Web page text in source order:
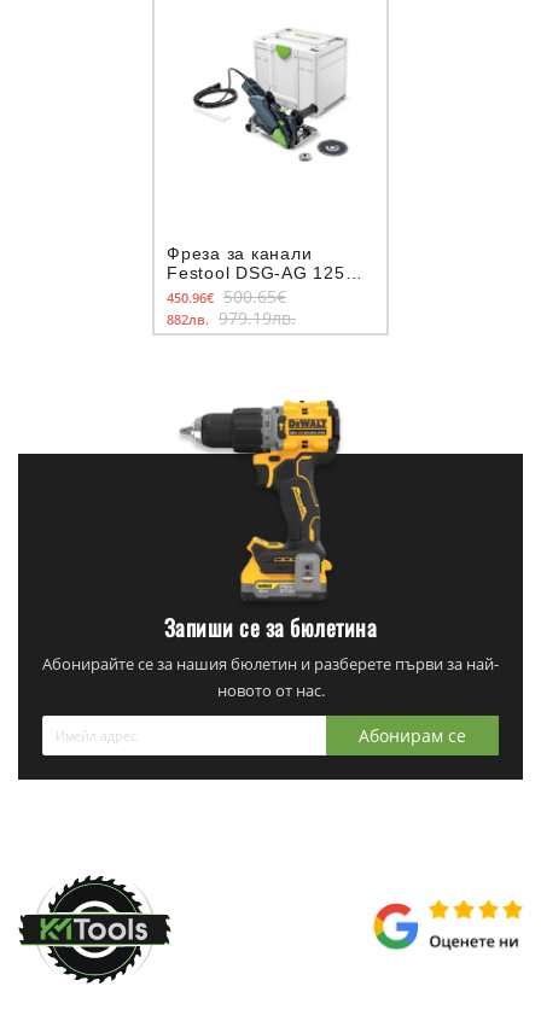
Фреза за канали
Festool DSG-AG 125
Plus 125 мм, 1400 W
450.96€ 500.65€
882лв. 979.19лв.
Запиши се за бюлетина
Абонирайте се за нашия бюлетин и разберете първи за най-
новото от нас.
Абонирам се